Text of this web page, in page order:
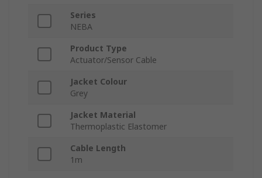
Series
NEBA
Product Type
Actuator/Sensor Cable
Jacket Colour
Grey
Jacket Material
Thermoplastic Elastomer
Cable Length
1m